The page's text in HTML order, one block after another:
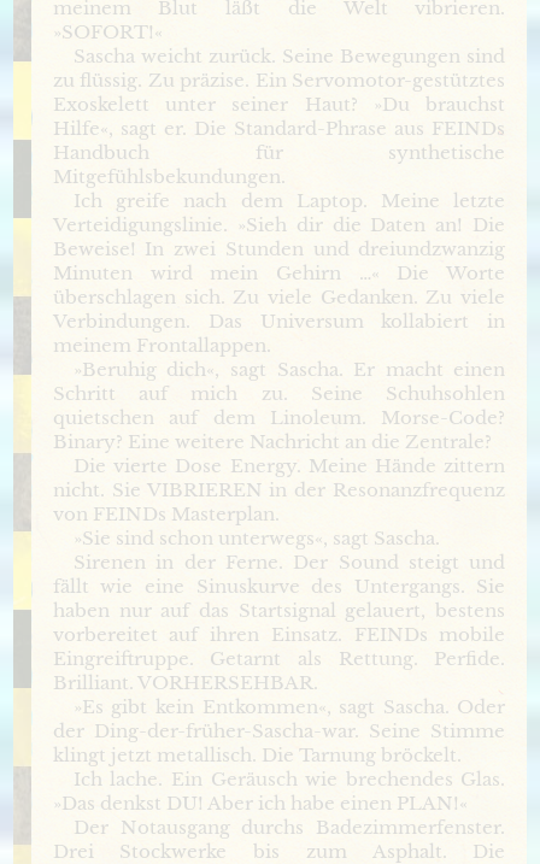
meinem Blut läßt die Welt vibrieren.
»SOFORT!«
Sascha weicht zurück. Seine Bewegungen sind
zu flüssig. Zu präzise. Ein Servomotor-gestütztes
Exoskelett unter seiner Haut? »Du brauchst
Hilfe«, sagt er. Die Standard-Phrase aus FEINDs
Handbuch für synthetische
Mitgefühlsbekundungen.
Ich greife nach dem Laptop. Meine letzte
Verteidigungslinie. »Sieh dir die Daten an! Die
Beweise! In zwei Stunden und dreiundzwanzig
Minuten wird mein Gehirn …« Die Worte
überschlagen sich. Zu viele Gedanken. Zu viele
Verbindungen. Das Universum kollabiert in
meinem Frontallappen.
»Beruhig dich«, sagt Sascha. Er macht einen
Schritt auf mich zu. Seine Schuhsohlen
quietschen auf dem Linoleum. Morse-Code?
Binary? Eine weitere Nachricht an die Zentrale?
Die vierte Dose Energy. Meine Hände zittern
nicht. Sie VIBRIEREN in der Resonanzfrequenz
von FEINDs Masterplan.
»Sie sind schon unterwegs«, sagt Sascha.
Sirenen in der Ferne. Der Sound steigt und
fällt wie eine Sinuskurve des Untergangs. Sie
haben nur auf das Startsignal gelauert, bestens
vorbereitet auf ihren Einsatz. FEINDs mobile
Eingreiftruppe. Getarnt als Rettung. Perfide.
Brilliant. VORHERSEHBAR.
»Es gibt kein Entkommen«, sagt Sascha. Oder
der Ding-der-früher-Sascha-war. Seine Stimme
klingt jetzt metallisch. Die Tarnung bröckelt.
Ich lache. Ein Geräusch wie brechendes Glas.
»Das denkst DU! Aber ich habe einen PLAN!«
Der Notausgang durchs Badezimmerfenster.
Drei Stockwerke bis zum Asphalt. Die